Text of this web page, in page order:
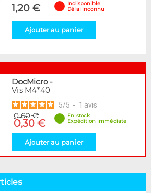
1,20 €
Indisponible
Délai inconnu
Ajouter au panier
DocMicro-
Vis M4*40
5/5 - 1 avis
0,60 €
0,30 €
En stock
Expédition immédiate
Ajouter au panier